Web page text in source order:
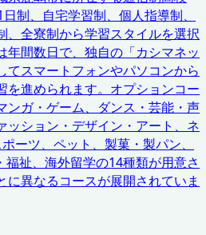
制、自宅学習制、個人指導制、
、全寮制から学習スタイルを選択
年間数日で、独自の「カシマネッ
てスマートフォンやパソコンから
を進められます。オプションコー
ンガ・ゲーム、ダンス・芸能・声
ッション・デザイン・アート、ネ
ーツ、ペット、製菓・製パン、
祉、海外留学の14種類が用意さ
に異なるコースが展開されていま